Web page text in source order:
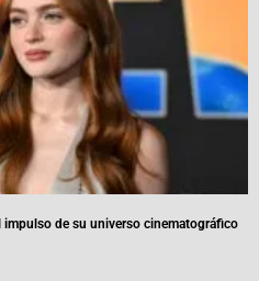
impulso de su universo cinematográfico